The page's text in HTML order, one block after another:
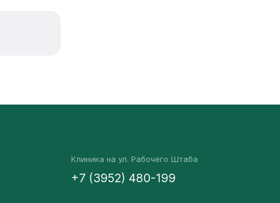
Клиника на ул. Рабочего Штаба
+7 (3952) 480-199